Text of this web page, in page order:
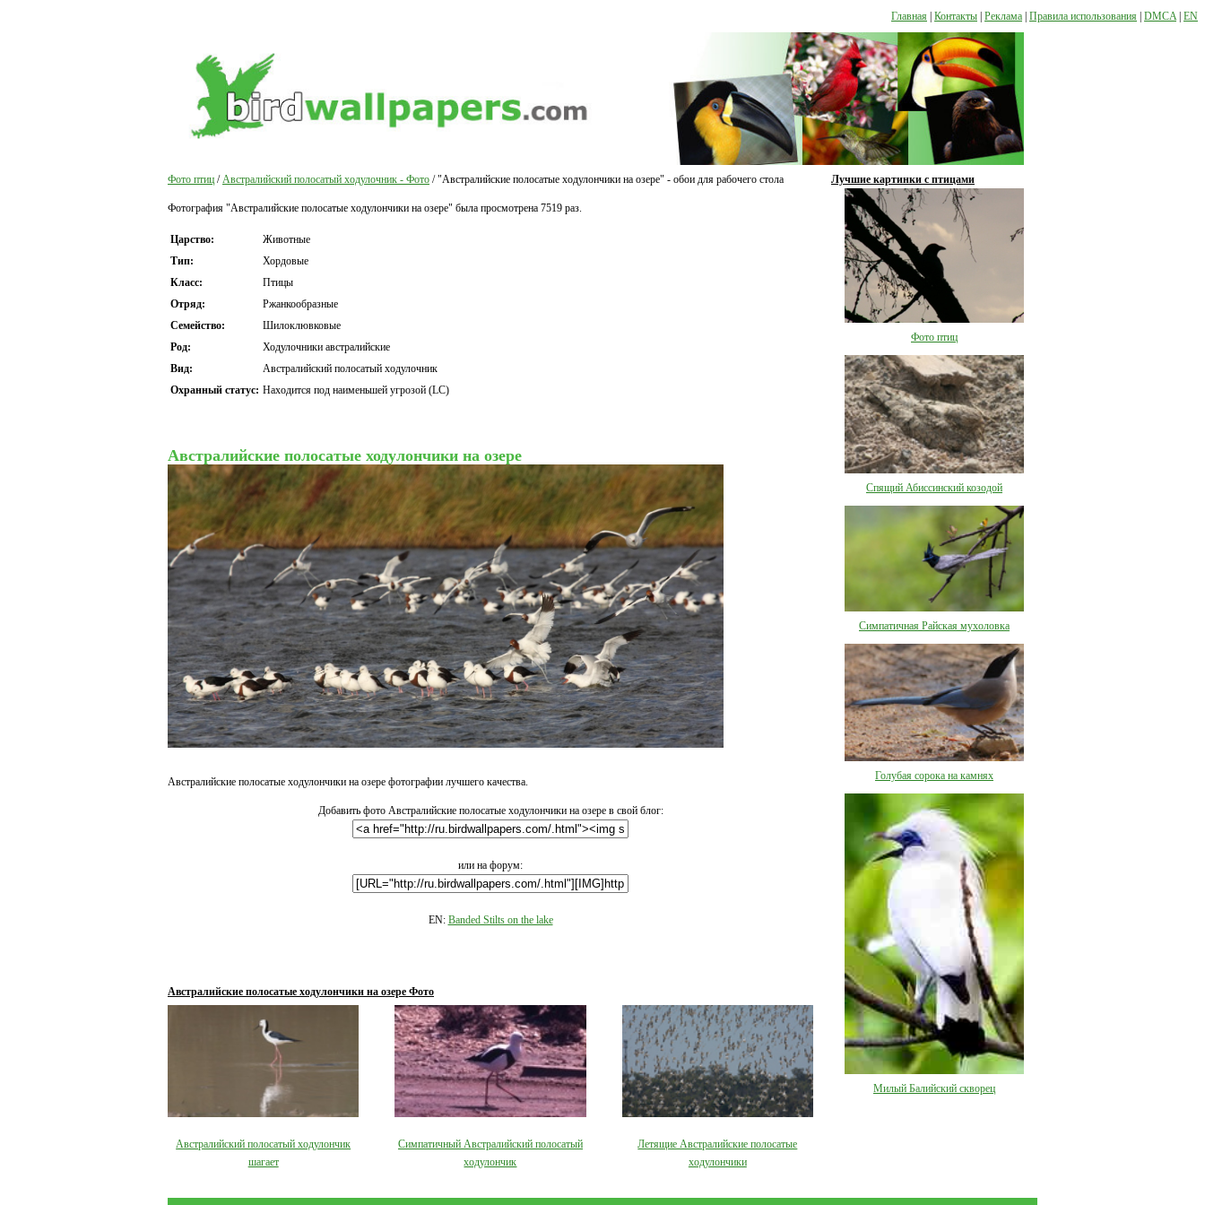
Главная Контакты Реклама Правила использования DMCA EN
Фото птиц / Австралийский полосатый ходулочник - Фото / "Австралийские полосатые ходулончики на озере" - обои для рабочего стола
Фотография "Австралийские полосатые ходулончики на озере" была просмотрена 7519 раз.
Царство:
Животные
Тип:
Хордовые
Класс:
Птицы
Отряд:
Ржанкообразные
Семейство:
Шилоклювковые
Род:
Ходулочники австралийские
Вид:
Австралийский полосатый ходулочник
Охранный статус: Находится под наименьшей угрозой (LC)
Австралийские полосатые ходулончики на озере
Австралийские полосатые ходулончики на озере фотографии лучшего качества.
Добавить фото Австралийские полосатые ходулончики на озере в свой блог:
или на форум:
EN: Banded Stilts on the lake
Австралийские полосатые ходулончики на озере Фото
Австралийский полосатый ходулончик
шагает
Симпатичный Австралийский полосатый
ходулончик
Летящие Австралийские полосатые
ходулончики
Лучшие картинки с птицами
Фото птиц
Спящий Абиссинский козодой
Симпатичная Райская мухоловка
Голубая сорока на камнях
Милый Балийский скворец